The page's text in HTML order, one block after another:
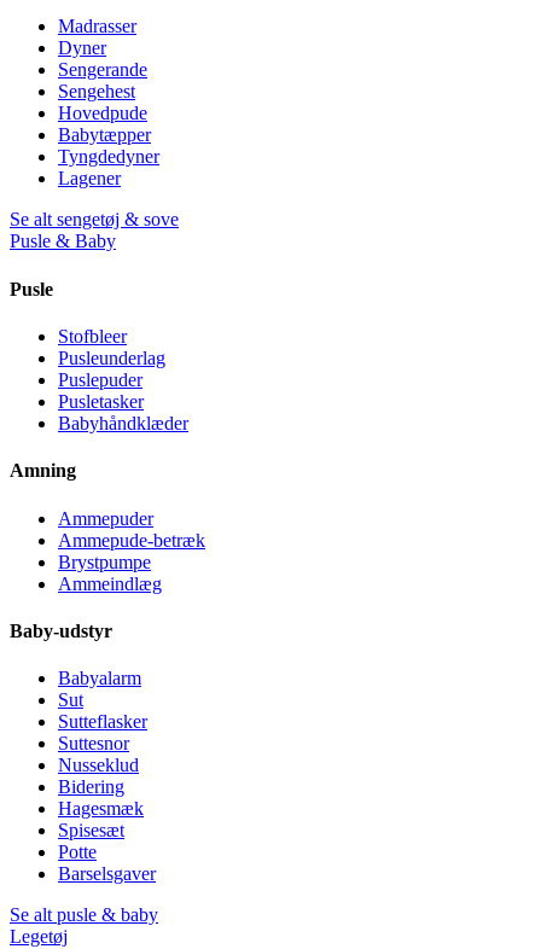
Madrasser
Dyner
Sengerande
Sengehest
Hovedpude
Babytæpper
Tyngdedyner
Lagener
Se alt sengetøj & sove
Pusle & Baby
Pusle
Stofbleer
Pusleunderlag
Puslepuder
Pusletasker
Babyhåndklæder
Amning
Ammepuder
Ammepude-betræk
Brystpumpe
Ammeindlæg
Baby-udstyr
Babyalarm
Sut
Sutteflasker
Suttesnor
Nusseklud
Bidering
Hagesmæk
Spisesæt
Potte
Barselsgaver
Se alt pusle & baby
Legetøj